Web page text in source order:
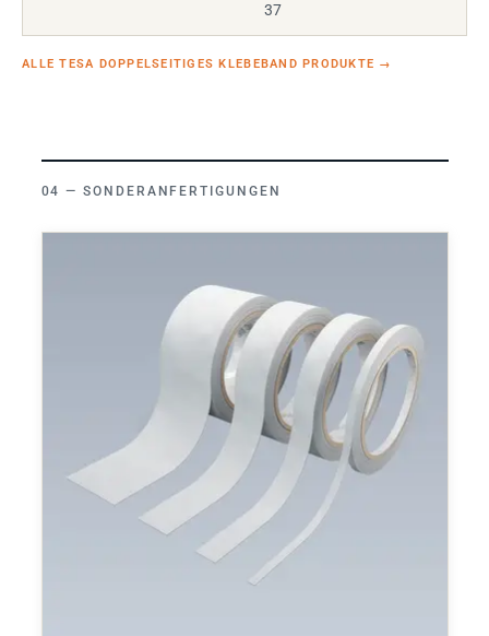
37
ALLE TESA DOPPELSEITIGES KLEBEBAND PRODUKTE →
SONDERANFERTIGUNGEN